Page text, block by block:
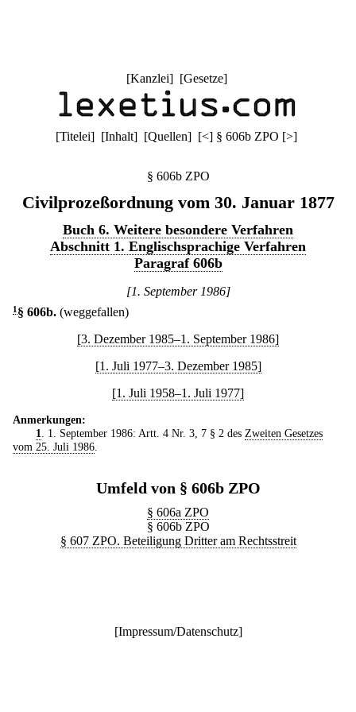
[Kanzlei] [Gesetze]
[Titelei] [Inhalt] [Quellen] [<] § 606b ZPO [>]
§ 606b ZPO
Civilprozeßordnung vom 30. Januar 1877
Buch 6. Weitere besondere Verfahren
Abschnitt 1. Englischsprachige Verfahren
Paragraf 606b
[1. September 1986]
1 § 606b. (weggefallen)
[3. Dezember 1985–1. September 1986]
[1. Juli 1977–3. Dezember 1985]
[1. Juli 1958–1. Juli 1977]
Anmerkungen:
1
. 1. September 1986: Artt. 4 Nr. 3, 7 § 2 des Zweiten Gesetzes
vom 25. Juli 1986
Umfeld von § 606b ZPO
§ 606a ZPO
§ 606b ZPO
§ 607 ZPO. Beteiligung Dritter am Rechtsstreit
[Impressum/Datenschutz]